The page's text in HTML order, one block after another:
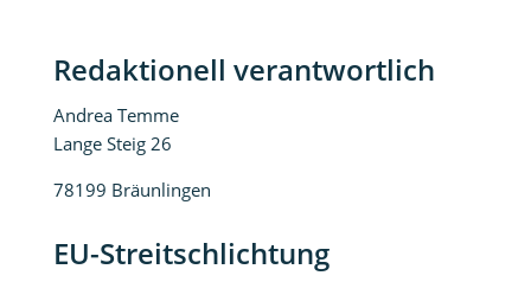
Redaktionell verantwortlich
Andrea Temme
Lange Steig 26
78199 Bräunlingen
EU-Streitschlichtung